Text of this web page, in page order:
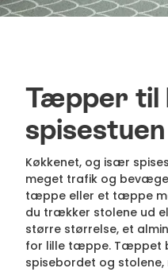
Tæpper til
spisestuen
Køkkenet, og især
meget trafik og
tæppe eller et tæppe
du trækker stolene ud
større størrelse, et
for lille tæppe. Tæppet
spisebordet og